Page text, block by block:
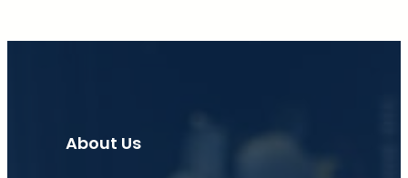
About Us